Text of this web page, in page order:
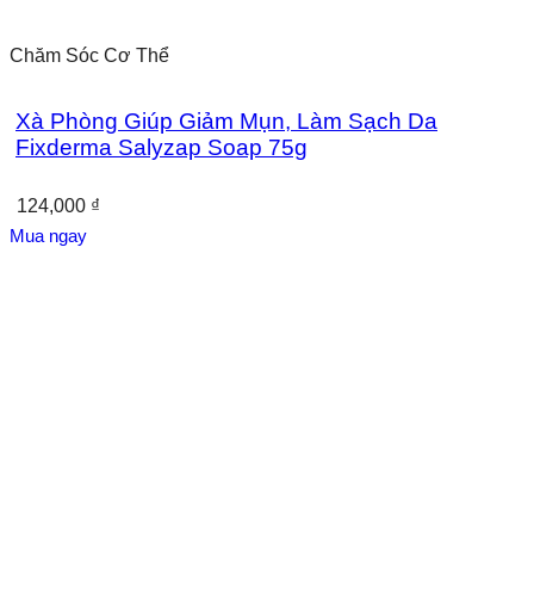
Chăm Sóc Cơ Thể
Xà Phòng Giúp Giảm Mụn, Làm Sạch Da
Fixderma Salyzap Soap 75g
124,000 ₫